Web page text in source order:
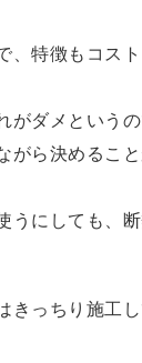
、特徴もコス
がダメという
がら決めるこ
うにしても、
きっちり施工